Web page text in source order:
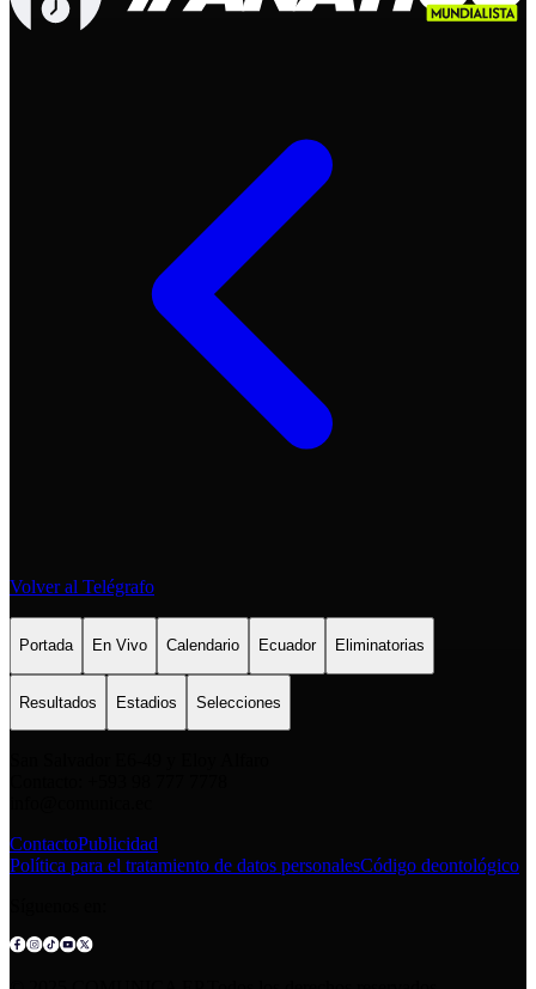
Volver al Telégrafo
Portada En Vivo Calendario Ecuador Eliminatorias
Resultados Estadios Selecciones
ContactoPublicidad
Política para el tratamiento de datos personalesCódigo deontológico